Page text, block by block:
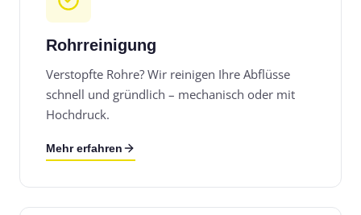
Rohrreinigung
Verstopfte Rohre? Wir reinigen Ihre Abflüsse
schnell und gründlich – mechanisch oder mit
Hochdruck.
Mehr erfahren